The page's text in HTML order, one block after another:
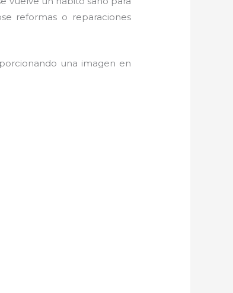
reformas o reparaciones
una imagen en